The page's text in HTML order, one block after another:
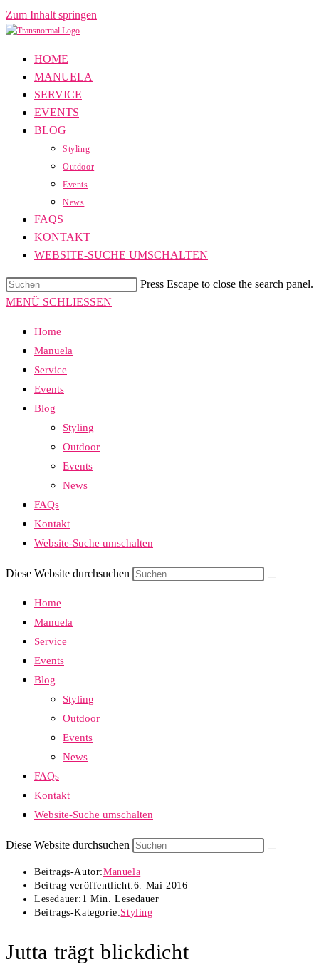
Zum Inhalt springen
HOME
MANUELA
SERVICE
EVENTS
BLOG
Styling
Outdoor
Events
News
FAQS
KONTAKT
WEBSITE-SUCHE UMSCHALTEN
Press Escape to close the search panel.
MENÜ SCHLIESSEN
Home
Manuela
Service
Events
Blog
Styling
Outdoor
Events
News
FAQs
Kontakt
Website-Suche umschalten
Diese Website durchsuchen
Home
Manuela
Service
Events
Blog
Styling
Outdoor
Events
News
FAQs
Kontakt
Website-Suche umschalten
Diese Website durchsuchen
Beitrags-Autor:Manuela
Beitrag veröffentlicht:6. Mai 2016
Lesedauer: 1 Min. Lesedauer
Beitrags-Kategorie:Styling
Jutta trägt blickdicht